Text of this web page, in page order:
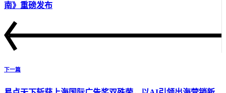
南》重磅发布
下一篇